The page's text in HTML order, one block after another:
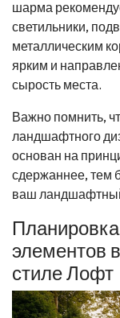
шарма
светильники,
металлическим
ярким и
сырость места.
Важно помнить,
ландшафтного
основан на
сдержаннее, тем
ваш
элементов
стиле Лофт